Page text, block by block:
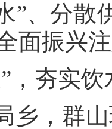
”、分
面振兴
，夯实
乡，群